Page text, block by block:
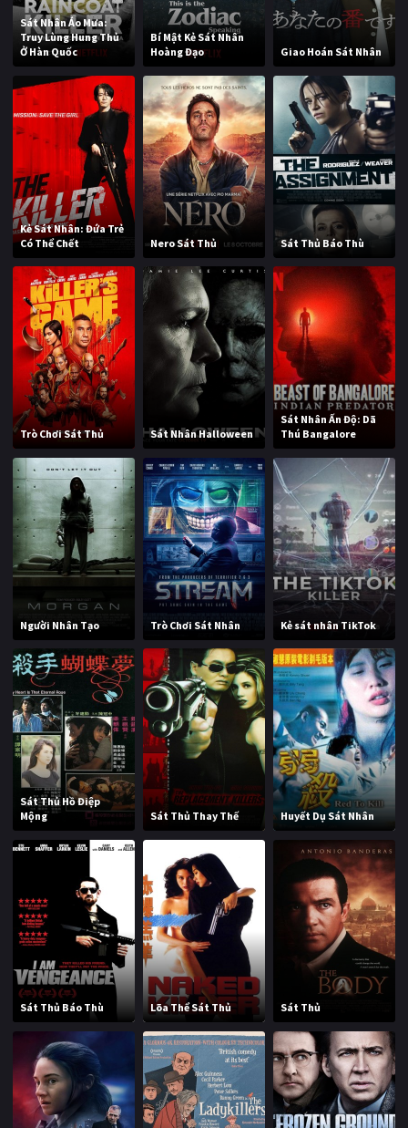
Sát Nhân Áo Mưa:
Truy Lùng Hung Thủ
Ở Hàn Quốc
Bí Mật Kẻ Sát Nhân
Hoàng Đạo
Giao Hoán Sát Nhân
Kẻ Sát Nhân: Đứa Trẻ
Có Thể Chết
Nero Sát Thủ Sát Thủ Báo Thù
Trò Chơi Sát Thủ Sát Nhân Halloween
Sát Nhân Ấn Độ: Dã
Thú Bangalore
Người Nhân Tạo Trò Chơi Sát Nhân Kẻ sát nhân TikTok
Sát Thủ Hồ Điệp
Mộng
Sát Thủ Thay Thế Huyết Dụ Sát Nhân
Sát Thủ Báo Thù Lõa Thể Sát Thủ Sát Thủ